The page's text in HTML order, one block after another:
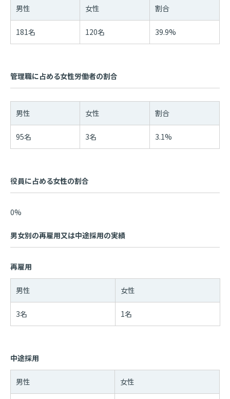
男性 女性 割合
181名 120名 39.9%
管理職に占める女性労働者の割合
男性 女性 割合
95名 3名 3.1%
役員に占める女性の割合
0%
男女別の再雇用又は中途採用の実績
再雇用
男性 女性
3名 1名
中途採用
男性 女性